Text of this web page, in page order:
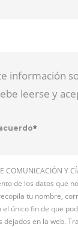
información
leerse y
*
COMUNICACIÓN Y
de los datos que
tu nombre,
el único fin de que
dejados en la web.